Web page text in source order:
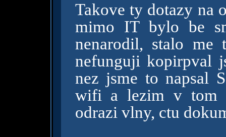
Takove ty dotazy na
mimo IT bylo be
nenarodil, stalo
nefunguji kopirpval
nez jsme to napsal
wifi a lezim v tom
odrazi vlny, ctu